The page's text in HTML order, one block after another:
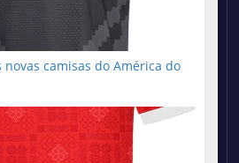
camisas do América do